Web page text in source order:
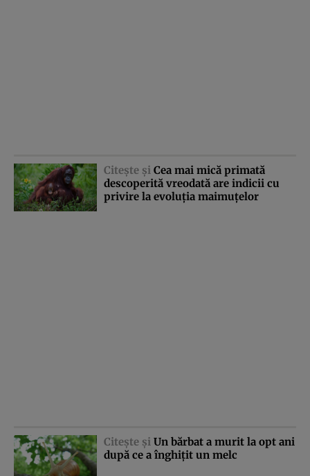
Citeşte şi Cea mai mică primată
descoperită vreodată are indicii cu
privire la evoluţia maimuţelor
Citeşte şi Un bărbat a murit la opt ani
după ce a înghiţit un melc